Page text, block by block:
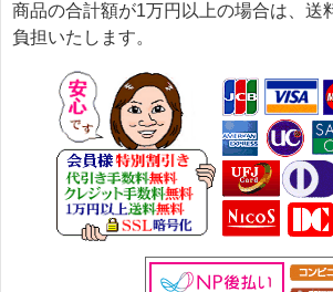
商品の合計額が1万円以上の場合は、送
負担いたします。